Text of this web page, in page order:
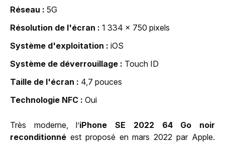
Réseau
5G
Résolution de l'écran
1 334 x 750 pixels
Système d'exploitation
iOS
Système de déverrouillage
Touch ID
Taille de l'écran
4,7 pouces
Technologie NFC
Oui
Très moderne, l’iPhone SE 2022 64 Go noir
reconditionné est proposé en mars 2022 par Apple.